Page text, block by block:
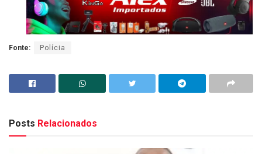
Fonte: Polícia
Posts Relacionados